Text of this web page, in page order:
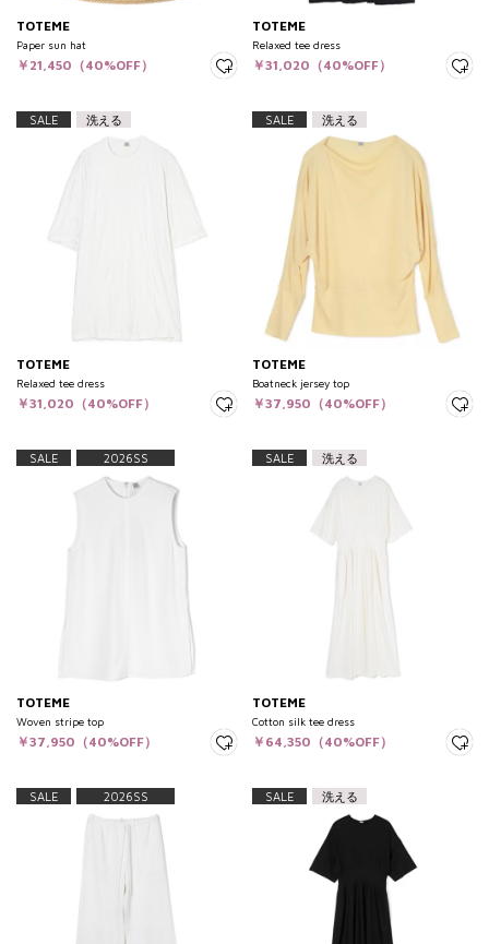
TOTEME
Paper sun hat
￥21,450（40%OFF）
TOTEME
Relaxed tee dress
￥31,020（40%OFF）
SALE 洗える
TOTEME
Relaxed tee dress
￥31,020（40%OFF）
SALE 洗える
TOTEME
Boatneck jersey top
￥37,950（40%OFF）
SALE 2026SS
TOTEME
Woven stripe top
￥37,950（40%OFF）
SALE 洗える
TOTEME
Cotton silk tee dress
￥64,350（40%OFF）
SALE 2026SS SALE 洗える